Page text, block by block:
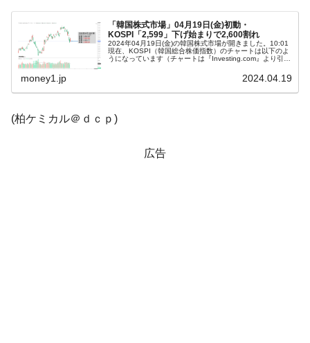
のは政界の責任だ」
『Money1』
韓国「2026年1Q 資金循環統計」面白い結果
に。
『Money1』
韓国化学企業最大手『ロッテケミカル』純
レイカーも発動！ 半導体2銘柄の暴落
「韓国株式市場」04月19日(金)初動・
KOSPI「2,599」下げ始まりで2,600割れ
2024年04月19日(金)の韓国株式市場が開きました。10:01
現在、KOSPI（韓国総合株価指数）のチャートは以下のよ
うになっています（チャートは『Investing.com』より引
money1.jp 2024.04.19
(柏ケミカル＠ｄｃｐ)
広告